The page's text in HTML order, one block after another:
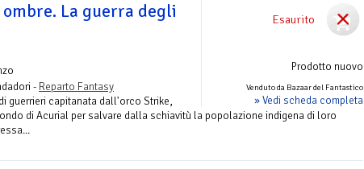
Esaurito
Prodotto nuovo
Venduto da Bazaar del Fantastico
» Vedi scheda completa
La guerra degli
- Reparto Fantasy
guerrieri capitanata dall'orco Strike,
di Acurial per salvare dalla schiavitù la popolazione indigena di loro